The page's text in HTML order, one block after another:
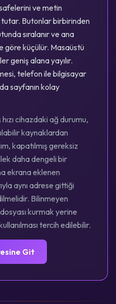
ve metin
Butonlar birbirinden
sıralanır ve ana
göre küçülür. Masaüstü
geniş alana yayılır.
telefon ile bilgisayar
sayfanın kolay
hızı cihazdaki ağ durumu,
kaynaklardan
kapatılmış gereksiz
daha dengeli bir
ekrana eklenen
aynı adrese gittiği
Bilinmeyen
kurmak yerine
tercih edilebilir.
Git